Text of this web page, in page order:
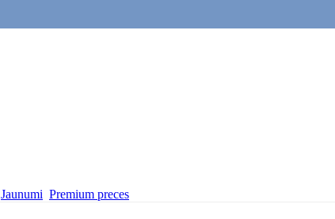
Jaunumi Premium preces